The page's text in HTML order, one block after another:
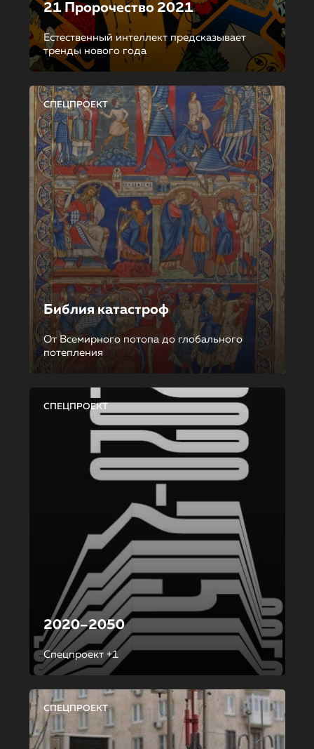
21 Пророчество 2021
Естественный интеллект предсказывает
тренды нового года
СПЕЦПРОЕКТ
Библия катастроф
От Всемирного потопа до глобального
потепления
СПЕЦПРОЕКТ
2020–2050
Спецпроект +1
СПЕЦПРОЕКТ